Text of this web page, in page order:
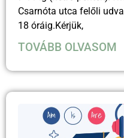
Csarnóta utca felőli
18 óráig.Kérjük,
TOVÁBB OLVASOM